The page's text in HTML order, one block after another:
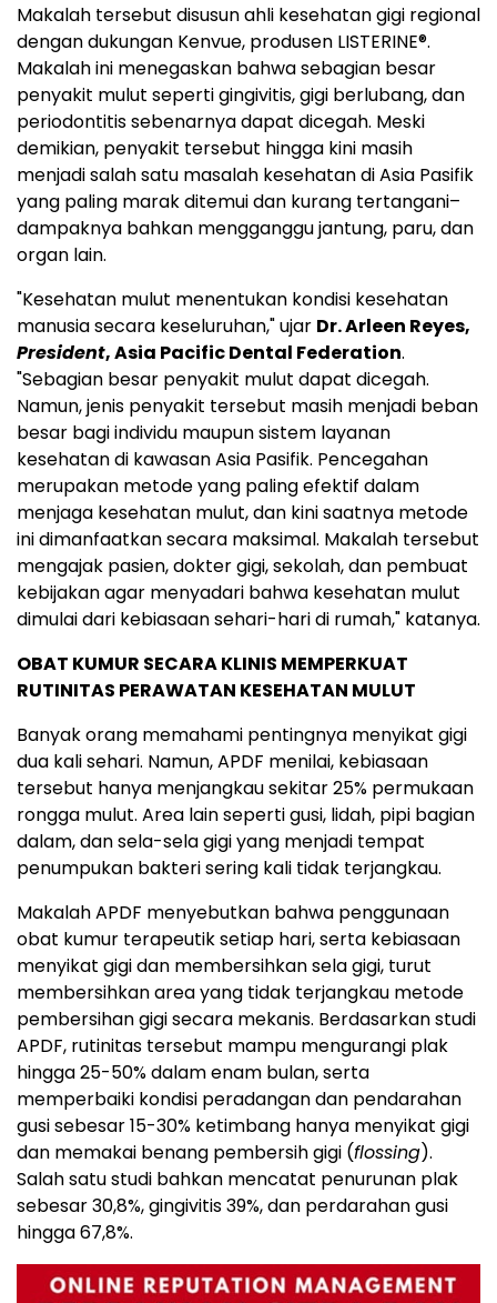
Makalah tersebut disusun ahli kesehatan gigi regional
dengan dukungan Kenvue, produsen LISTERINE®.
Makalah ini menegaskan bahwa sebagian besar
penyakit mulut seperti gingivitis, gigi berlubang, dan
periodontitis sebenarnya dapat dicegah. Meski
demikian, penyakit tersebut hingga kini masih
menjadi salah satu masalah kesehatan di Asia Pasifik
yang paling marak ditemui dan kurang tertangani–
dampaknya bahkan mengganggu jantung, paru, dan
organ lain.
"Kesehatan mulut menentukan kondisi kesehatan
manusia secara keseluruhan," ujar Dr. Arleen Reyes,
President, Asia Pacific Dental Federation.
"Sebagian besar penyakit mulut dapat dicegah.
Namun, jenis penyakit tersebut masih menjadi beban
besar bagi individu maupun sistem layanan
kesehatan di kawasan Asia Pasifik. Pencegahan
merupakan metode yang paling efektif dalam
menjaga kesehatan mulut, dan kini saatnya metode
ini dimanfaatkan secara maksimal. Makalah tersebut
mengajak pasien, dokter gigi, sekolah, dan pembuat
kebijakan agar menyadari bahwa kesehatan mulut
dimulai dari kebiasaan sehari-hari di rumah," katanya.
OBAT KUMUR SECARA KLINIS MEMPERKUAT
RUTINITAS PERAWATAN KESEHATAN MULUT
Banyak orang memahami pentingnya menyikat gigi
dua kali sehari. Namun, APDF menilai, kebiasaan
tersebut hanya menjangkau sekitar 25% permukaan
rongga mulut. Area lain seperti gusi, lidah, pipi bagian
dalam, dan sela-sela gigi yang menjadi tempat
penumpukan bakteri sering kali tidak terjangkau.
Makalah APDF menyebutkan bahwa penggunaan
obat kumur terapeutik setiap hari, serta kebiasaan
menyikat gigi dan membersihkan sela gigi, turut
membersihkan area yang tidak terjangkau metode
pembersihan gigi secara mekanis. Berdasarkan studi
APDF, rutinitas tersebut mampu mengurangi plak
hingga 25-50% dalam enam bulan, serta
memperbaiki kondisi peradangan dan pendarahan
gusi sebesar 15-30% ketimbang hanya menyikat gigi
dan memakai benang pembersih gigi (flossing).
Salah satu studi bahkan mencatat penurunan plak
sebesar 30,8%, gingivitis 39%, dan perdarahan gusi
hingga 67,8%.